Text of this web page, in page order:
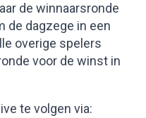
de winnaarsronde
de dagzege in een
overige spelers
voor de winst in
te volgen via: